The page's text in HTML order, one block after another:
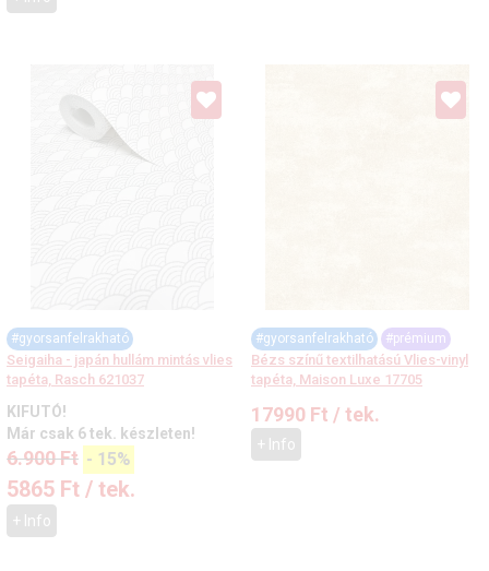
#gyorsanfelrakható
Seigaiha - japán hullám mintás vlies
tapéta, Rasch 621037
KIFUTÓ!
Már csak 6 tek. készleten!
6.900Ft - 15%
5865 Ft / tek.
+ Info
#gyorsanfelrakható #prémium
Bézs színű textilhatású Vlies-vinyl
tapéta, Maison Luxe 17705
17990 Ft / tek.
+ Info